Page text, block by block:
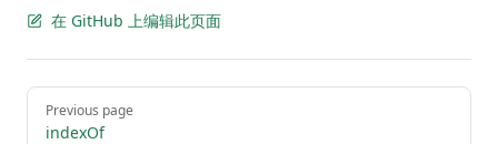
在 GitHub 上编辑此页面
Pager
Previous page
indexOf